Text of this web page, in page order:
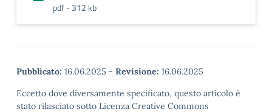
pdf - 312 kb
Pubblicato: 16.06.2025 - Revisione: 16.06.2025
Eccetto dove diversamente specificato, questo articolo è
stato rilasciato sotto Licenza Creative Commons